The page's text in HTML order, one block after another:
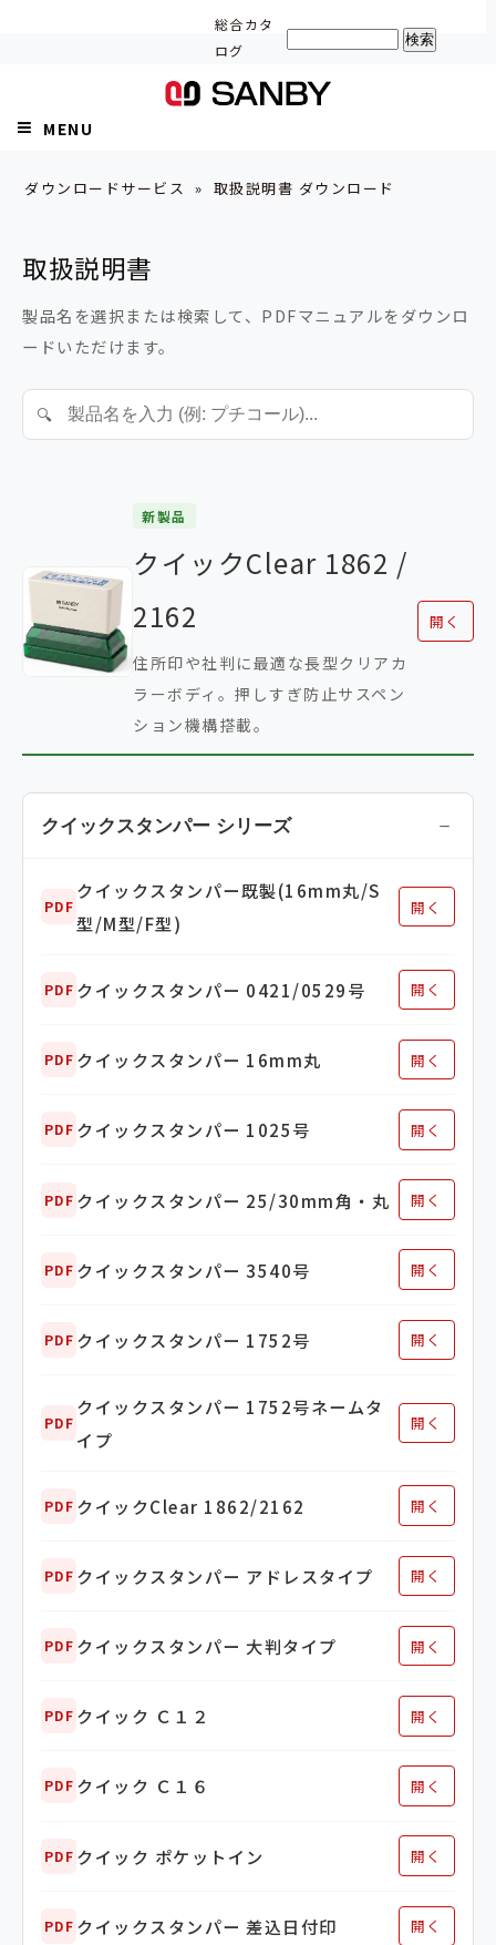
総合カタ
ログ
MENU
ダウンロードサービス » 取扱説明書 ダウンロード
取扱説明書
製品名を選択または検索して、PDFマニュアルをダウンロ
ードいただけます。
🔍
新製品
クイックClear 1862 /
2162
住所印や社判に最適な長型クリアカ
ラーボディ。押しすぎ防止サスペン
ション機構搭載。
開く
クイックスタンパー シリーズ
PDF
クイックスタンパー既製(16mm丸/S
型/M型/F型)
開く
PDF クイックスタンパー 0421/0529号 開く
PDF クイックスタンパー 16mm丸 開く
PDF クイックスタンパー 1025号 開く
PDF クイックスタンパー 25/30mm角・丸 開く
PDF クイックスタンパー 3540号 開く
PDF クイックスタンパー 1752号 開く
PDF
クイックスタンパー 1752号ネームタ
イプ
開く
PDF クイックClear 1862/2162 開く
PDF クイックスタンパー アドレスタイプ 開く
PDF クイックスタンパー 大判タイプ 開く
PDF クイック Ｃ１２ 開く
PDF クイック Ｃ１６ 開く
PDF クイック ポケットイン 開く
PDF クイックスタンパー 差込日付印 開く